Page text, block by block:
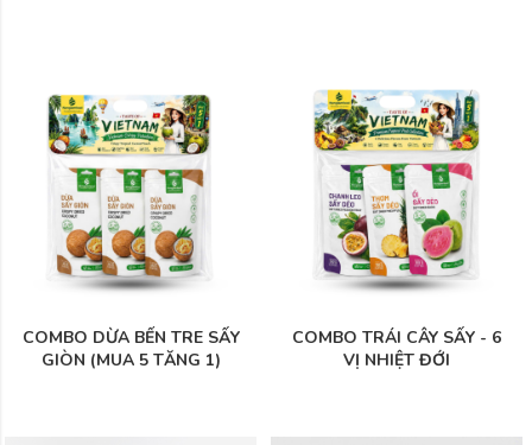
COMBO DỪA BẾN TRE SẤY
GIÒN (MUA 5 TĂNG 1)
COMBO TRÁI CÂY SẤY - 6
VỊ NHIỆT ĐỚI